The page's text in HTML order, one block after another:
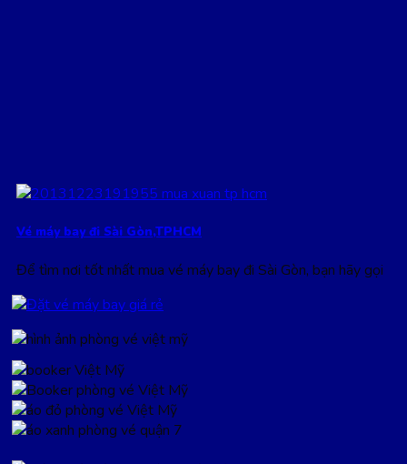
Vé máy bay đi Sài Gòn,TPHCM
Để tìm nơi tốt nhất mua vé máy bay đi Sài Gòn, bạn hãy gọi